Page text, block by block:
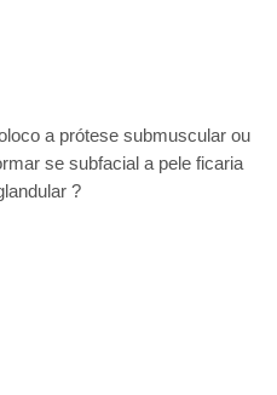
a prótese submuscular ou
se subfacial a pele ficaria
?